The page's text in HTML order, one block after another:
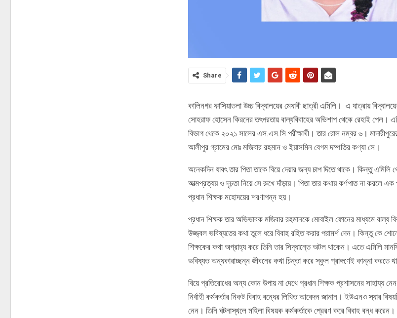
Share
কালিনগর ফাসিয়াতলা উচ্চ বিদ্যালয়ের মেধাবী ছাত্রী এমিলি। এ যাত্রায়
সোহরাফ হোসেন কিরনের তৎপরতায় বাল্যবিবাহের অভিশাপ থেকে রেহাই পেল।
বিভাগ থেকে ২০২১ সালের এস.এস.সি পরীক্ষার্থী। তার রোল নম্বর ৬।
আলীপুর গ্রামের মোঃ মজিবার রহমান ও ইয়াসমিন বেগম দম্পতির কণ্যা সে।
অনেকদিন যাবৎ তার পিতা তাকে বিয়ে দেয়ার জন্য চাপ দিতে থাকে। কিন্তু এমিলি
আত্মপ্রত্যয় ও দৃঢ়তা নিয়ে সে রুখে দাঁড়ায়। পিতা তার কথায় কর্ণপাত না করলে এক
প্রধান শিক্ষক মহোদয়ের শরণাপন্ন হয়।
প্রধান শিক্ষক তার অভিভাবক মজিবার রহমানকে মোবাইল ফোনের মাধ্যমে বাল্য
উজ্জ্বল ভবিষ্যতের কথা তুলে ধরে বিবাহ রহিত করার পরামর্শ দেন। কিন্তু কে
শিক্ষকের কথা অগ্রাহ্য করে তিনি তার সিদ্ধান্তে অটল থাকেন। এতে এমিলি
ভবিষ্যত অন্ধকারাচ্ছন্ন জীবনের কথা চিন্তা করে স্কুল প্রাঙ্গণেই কান্না করতে
বিয়ে প্রতিরোধের অন্য কোন উপায় না দেখে প্রধান শিক্ষক প্রশাসনের সাহায্য
নির্বাহী কর্মকর্তার নিকট বিবাহ বন্ধের লিখিত আবেদন জানান। ইউএনও স্যার
নেন। তিনি ঘটনাস্থলে মহিলা বিষয়ক কর্মকর্তাকে প্রেরণ করে বিবাহ বন্ধ